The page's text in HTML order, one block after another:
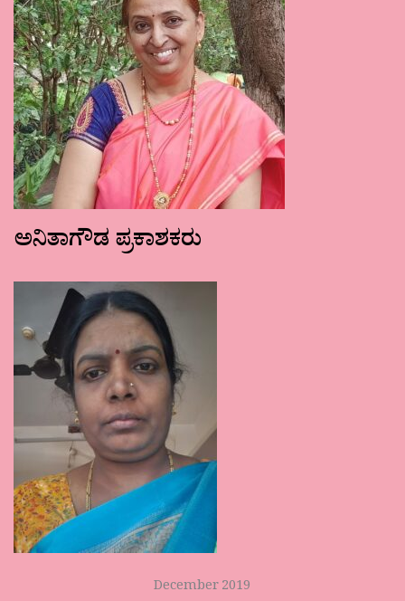
ಅನಿತಾಗೌಡ ಪ್ರಕಾಶಕರು
December 2019